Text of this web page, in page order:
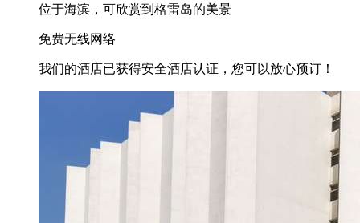
位于海滨，可欣赏到格雷岛的美景
免费无线网络
我们的酒店已获得安全酒店认证，您可以放心预订！